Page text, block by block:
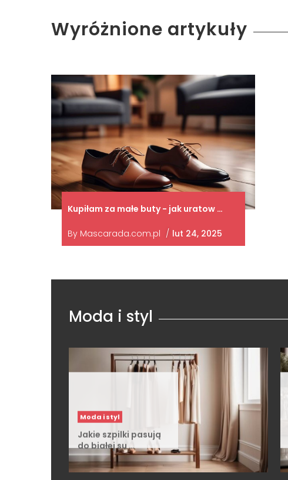
Wyróżnione artykuły
Kupiłam za małe buty - jak uratow …
By Mascarada.com.pl / lut 24, 2025
Moda i styl
Moda i styl
Jakie szpilki pasują
do białej su …